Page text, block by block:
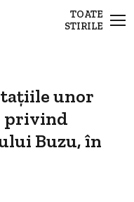
TOATE
STIRILE
unor
privind
Buzu, în